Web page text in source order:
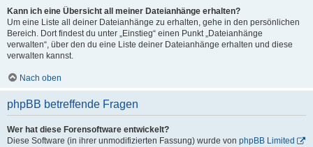
Kann ich eine Übersicht all meiner Dateianhänge erhalten?
Um eine Liste all deiner Dateianhänge zu erhalten, gehe in den persönlichen
Bereich. Dort findest du unter „Einstieg“ einen Punkt „Dateianhänge
verwalten“, über den du eine Liste deiner Dateianhänge erhalten und diese
verwalten kannst.
Nach oben
phpBB betreffende Fragen
Wer hat diese Forensoftware entwickelt?
Diese Software (in ihrer unmodifizierten Fassung) wurde von phpBB Limited